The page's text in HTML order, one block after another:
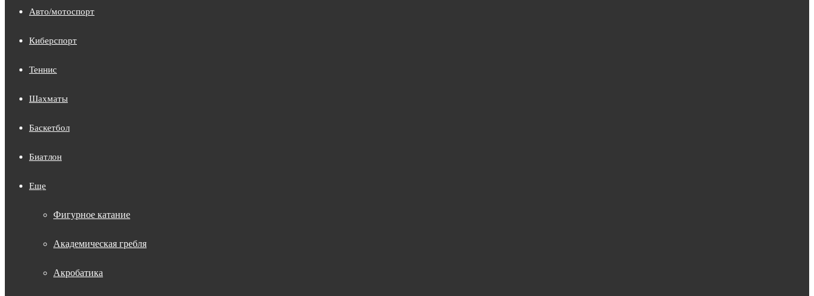
Авто/мотоспорт
Киберспорт
Теннис
Шахматы
Баскетбол
Биатлон
Еще
Фигурное катание
Академическая гребля
Акробатика